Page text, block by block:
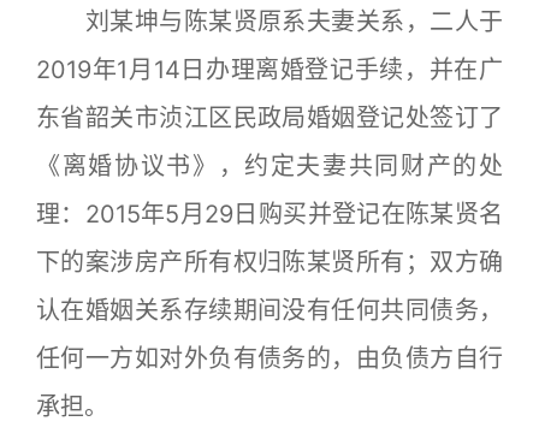
刘某坤与陈某贤原系夫妻关系，二人于
2019年1月14日办理离婚登记手续，并在广
东省韶关市浈江区民政局婚姻登记处签订了
《离婚协议书》，约定夫妻共同财产的处
理：2015年5月29日购买并登记在陈某贤名
下的案涉房产所有权归陈某贤所有；双方确
认在婚姻关系存续期间没有任何共同债务，
任何一方如对外负有债务的，由负债方自行
承担。